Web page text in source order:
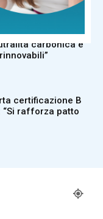
quinto bilancio
carbonica e
certificazione B
“Si rafforza patto